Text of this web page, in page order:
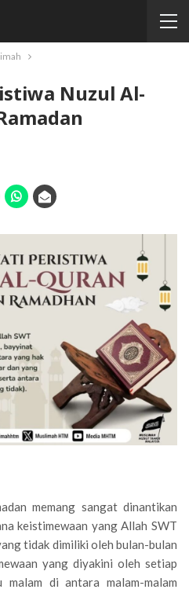
Nuzul Al-
memang sangat dinantikan
keistimewaan yang Allah SWT
tidak dimiliki oleh bulan-bulan
yang diyakini oleh setiap
di antara malam-malam